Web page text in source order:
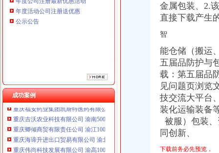
年度活动公司注册送优惠
公示公告
成功案例
重庆卿倾商贸有限责任公司 渝江100万 （工商注册）
重庆海谛升进出口贸易有限公司 渝北100万 （进出口权）
重庆伟尚科技发展有限公司 渝高100万 （工商注册）
重庆嘉天琪科技有限公司 渝北30万 （工商注册）
重庆华康假肢矫形有限公司 渝中120万 （增资）
重庆福安药业集团凯斯特医药有限公司 渝新100万 （进出口权）
重庆吉沃农业科技有限公司 渝南500万 （工商注册）
重庆卿倾商贸有限责任公司 渝江100万 （工商注册）
重庆海谛升进出口贸易有限公司 渝北100万 （进出口权）
重庆伟尚科技发展有限公司 渝高100万 （工商注册）
重庆朗熙贷款咨询有限公司 渝南 （工商注册）
金属包装、2.
直接下载产生
智
能仓储（搬运
五届品防护与
载：第五届品
见问题页浏览
技交流大平台
装化运输装备
被服）包装
同创新、
下载前务必先预览，